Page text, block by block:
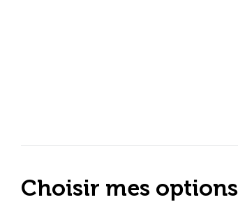
Choisir mes options